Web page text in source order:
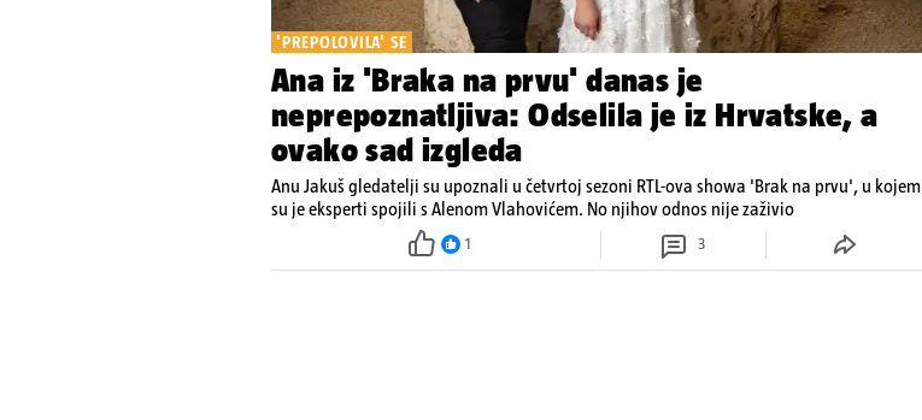
'PREPOLOVILA' SE
Ana iz 'Braka na prvu' danas je
neprepoznatljiva: Odselila je iz Hrvatske, a
ovako sad izgleda
Anu Jakuš gledatelji su upoznali u četvrtoj sezoni RTL-ova showa 'Brak na prvu', u kojem
su je eksperti spojili s Alenom Vlahovićem. No njihov odnos nije zaživio
1 3